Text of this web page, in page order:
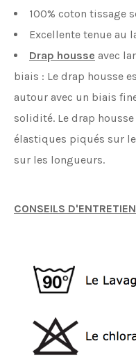
100% coton tissage
Excellente tenue au
Drap housse avec
biais : Le drap housse
autour avec un biais
solidité. Le drap
élastiques piqués sur
sur les longueurs.
CONSEILS D'ENTRETIEN